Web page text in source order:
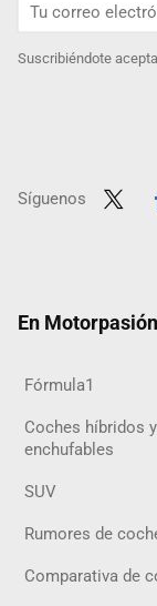
Suscribiéndote
Síguenos
En
Fórmula1
Coches híbridos y
enchufables
SUV
Rumores de
Comparativa de